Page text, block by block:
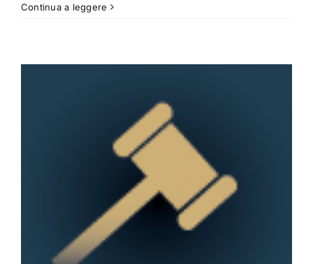
Continua a leggere